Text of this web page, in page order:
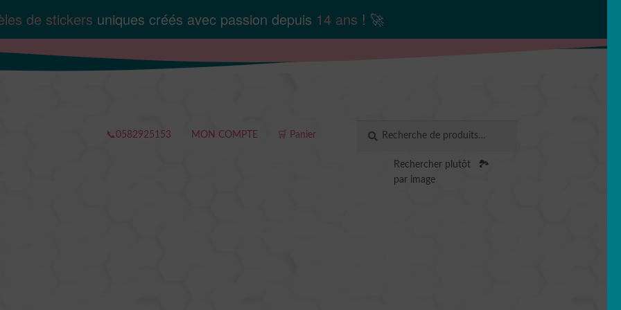
de stickers uniques créés avec passion depuis 14 ans ! 🚀
📞0582925153 MON COMPTE 🛒 Panier
pour :
RECHERCHE
Rechercher plutôt
par image
🏞️